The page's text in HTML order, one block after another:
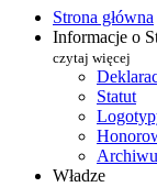
Strona główna
Informacje o
czytaj więcej
Statut
Władze